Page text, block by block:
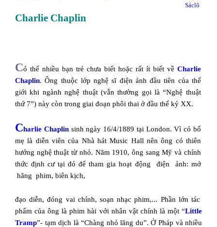
Sáclô
Charlie Chaplin
Có thể nhiều bạn trẻ chưa biết hoặc rất ít biết về Charlie
Chaplin. Ông thuộc lớp nghệ sĩ điện ảnh đầu tiên của thế
giới khi ngành nghệ thuật (vẫn thường gọi là “Nghệ thuật
thứ 7”) này còn trong giai đoạn phôi thai ở đầu thế kỷ XX.
Charlie Chaplinsinh ngày 16/4/1889 tại London. Vì có bố
mẹ là diễn viên của Nhà hát Music Hall nên ông có thiên
hướng nghệ thuật từ nhỏ. Năm 1910, ông sang Mỹ và chính
thức định cư tại đó để tham gia hoạt động
điện
ảnh: mở
hãng phim, biên kịch,
đạo diễn, đóng vai chính, soạn nhạc phim,... Phần lớn tác
phẩm của ông là phim hài với nhân vật chính là một “Little
Tramp”- tạm dịch là “Chàng nhỏ lãng du”. Ở Pháp và nhiều